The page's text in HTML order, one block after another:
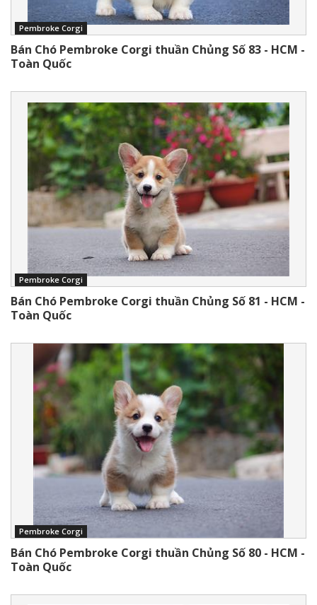
Pembroke Corgi
Bán Chó Pembroke Corgi thuần Chủng Số 83 - HCM -
Toàn Quốc
Pembroke Corgi
Bán Chó Pembroke Corgi thuần Chủng Số 81 - HCM -
Toàn Quốc
Pembroke Corgi
Bán Chó Pembroke Corgi thuần Chủng Số 80 - HCM -
Toàn Quốc